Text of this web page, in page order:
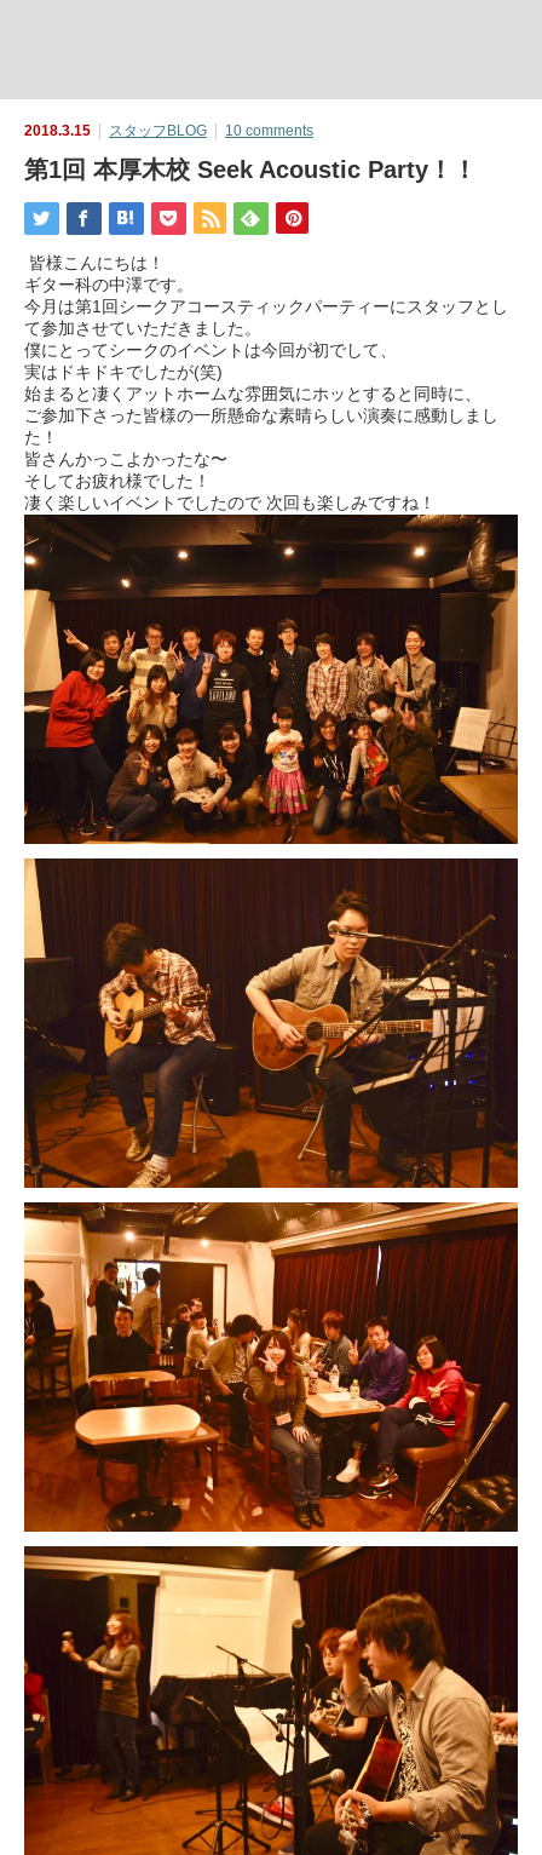
2018.3.15 スタッフBLOG 10 comments
第1回 本厚木校 Seek Acoustic Party！！
皆様こんにちは！
ギター科の中澤です。
今月は第1回シークアコースティックパーティーにスタッフとし
て参加させていただきました。
僕にとってシークのイベントは今回が初でして、
実はドキドキでしたが(笑)
始まると凄くアットホームな雰囲気にホッとすると同時に、
ご参加下さった皆様の一所懸命な素晴らしい演奏に感動しまし
た！
皆さんかっこよかったな〜
そしてお疲れ様でした！
凄く楽しいイベントでしたので 次回も楽しみですね！